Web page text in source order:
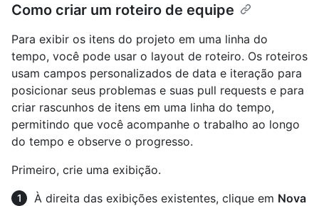
Como criar um roteiro de equipe
Para exibir os itens do projeto em uma linha do
tempo, você pode usar o layout de roteiro. Os roteiros
usam campos personalizados de data e iteração para
posicionar seus problemas e suas pull requests e para
criar rascunhos de itens em uma linha do tempo,
permitindo que você acompanhe o trabalho ao longo
do tempo e observe o progresso.
Primeiro, crie uma exibição.
À direita das exibições existentes, clique em Nova